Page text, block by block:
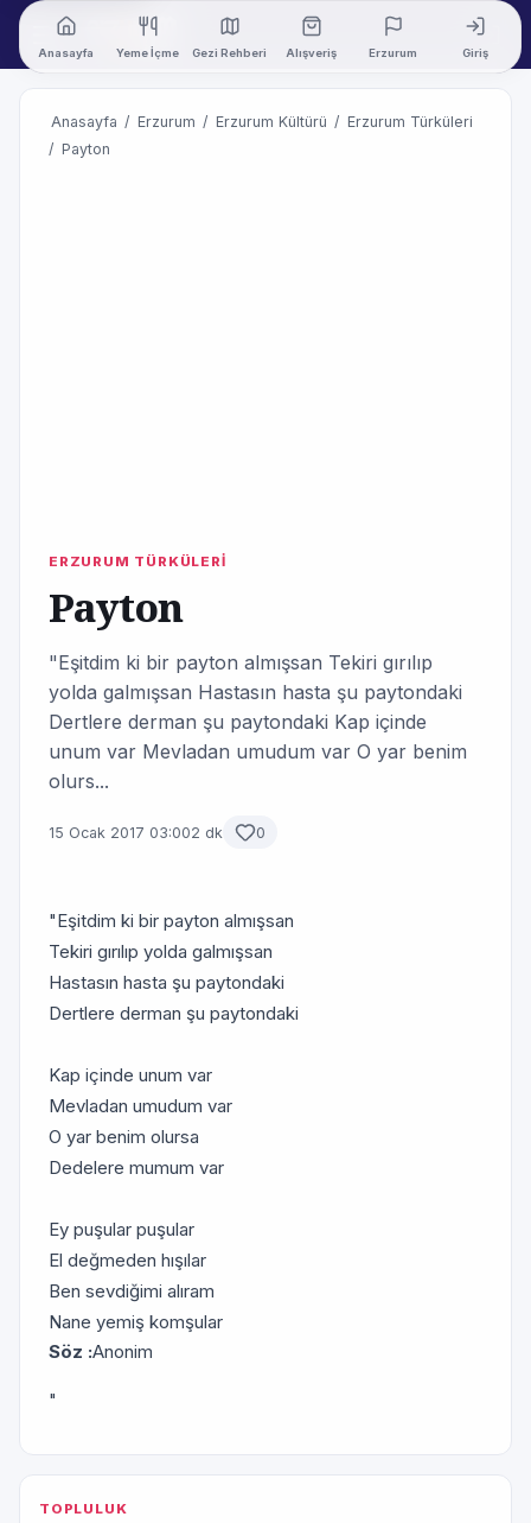
Anasayfa Yeme İçme Gezi Rehberi Alışveriş Erzurum Giriş
Anasayfa / Erzurum / Erzurum Kültürü / Erzurum Türküleri
/ Payton
ERZURUM TÜRKÜLERİ
Payton
"Eşitdim ki bir payton almışsan Tekiri gırılıp
yolda galmışsan Hastasın hasta şu paytondaki
Dertlere derman şu paytondaki Kap içinde
unum var Mevladan umudum var O yar benim
olurs...
15 Ocak 2017 03:002 dk 0
"Eşitdim ki bir payton almışsan
Tekiri gırılıp yolda galmışsan
Hastasın hasta şu paytondaki
Dertlere derman şu paytondaki
Kap içinde unum var
Mevladan umudum var
O yar benim olursa
Dedelere mumum var
Ey puşular puşular
El değmeden hışılar
Ben sevdiğimi alıram
Nane yemiş komşular
Söz :Anonim
"
TOPLULUK